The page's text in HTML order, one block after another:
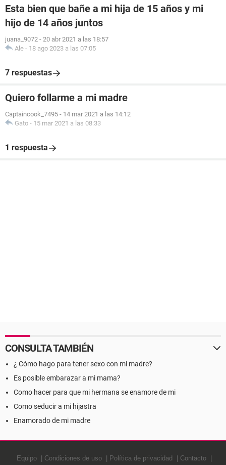
Esta bien que bañe a mi hija de 15 años y mi
hijo de 14 años juntos
juana_9072 - 20 abr 2021 a las 18:57
Ale - 18 ago 2023 a las 07:05
7 respuestas
Quiero follarme a mi madre
Captaincook_7495 - 14 mar 2021 a las 14:12
Gato - 15 mar 2021 a las 08:33
1 respuesta
CONSULTA TAMBIÉN
¿ Cómo hago para tener sexo con mi madre?
Es posible embarazar a mi mama?
Como hacer para que mi hermana se enamore de mi
Como seducir a mi hijastra
Enamorado de mi madre
Equipo Condiciones de uso Política de privacidad Contacto